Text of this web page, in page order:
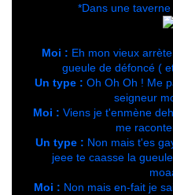
*Dans une
Moi : Eh mon vieux
gueule de défoncé (
Un type : Oh Oh Oh ! Me
seigneur
Moi : Viens je t'enmène
me
Un type : Non mais t'es
jeee te caasse la
Moi : Non mais en-fait je